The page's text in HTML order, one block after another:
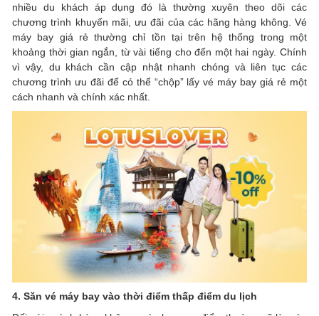
nhiều du khách áp dụng đó là thường xuyên theo dõi các
chương trình khuyến mãi, ưu đãi của các hãng hàng không. Vé
máy bay giá rẻ thường chỉ tồn tại trên hệ thống trong một
khoảng thời gian ngắn, từ vài tiếng cho đến một hai ngày. Chính
vì vậy, du khách cần cập nhật nhanh chóng và liên tục các
chương trình ưu đãi để có thể “chộp” lấy vé máy bay giá rẻ một
cách nhanh và chính xác nhất.
4. Săn vé máy bay vào thời điểm thấp điểm du lịch